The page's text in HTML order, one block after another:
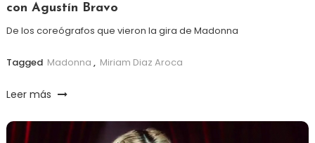
con Agustín Bravo
De los coreógrafos que vieron la gira de Madonna
Tagged Madonna , Miriam Diaz Aroca
Leer más